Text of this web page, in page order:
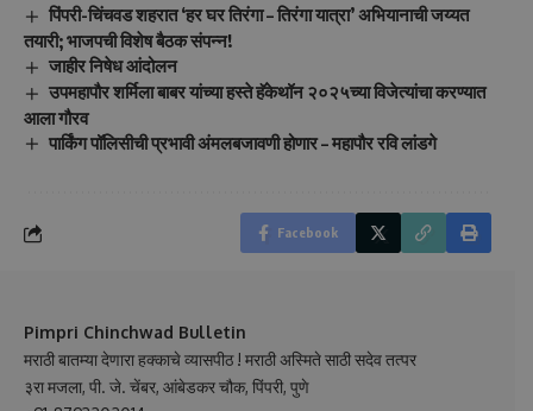
पिंपरी-चिंचवड शहरात ‘हर घर तिरंगा – तिरंगा यात्रा’ अभियानाची जय्यत
तयारी; भाजपची विशेष बैठक संपन्न!
जाहीर निषेध आंदोलन
उपमहापौर शर्मिला बाबर यांच्या हस्ते हॅकेथॉन २०२५च्या विजेत्यांचा करण्यात
आला गौरव
पार्किंग पॉलिसीची प्रभावी अंमलबजावणी होणार – महापौर रवि लांडगे
Facebook
Pimpri Chinchwad Bulletin
मराठी बातम्या देणारा हक्काचे व्यासपीठ ! मराठी अस्मिते साठी सदेव तत्पर
३रा मजला, पी. जे. चेंबर, आंबेडकर चौक, पिंपरी, पुणे